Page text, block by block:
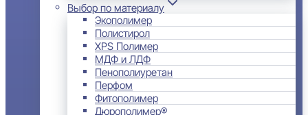
Выбор по материалу
Экополимер
Полистирол
XPS Полимер
МДФ и ЛДФ
Пенополиуретан
Перфом
Фитополимер
Дюрополимер®